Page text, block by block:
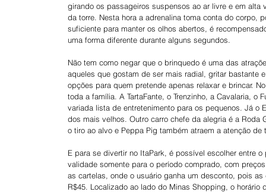
girando os passageiros suspensos ao ar livre e em
da torre. Nesta hora a adrenalina toma conta do
suficiente para manter os olhos abertos, é
uma forma diferente durante alguns segundos.
Não tem como negar que o brinquedo é uma das
aqueles que gostam de ser mais radial, gritar bastante
opções para quem pretende apenas relaxar e brincar.
toda a família. A TartaFante, o Trenzinho, a Cavalaria,
variada lista de entretenimento para os pequenos. Já
dos mais velhos. Outro carro chefe da alegria é a
o tiro ao alvo e Peppa Pig também atraem a atenção de
E para se divertir no ItaPark, é possível escolher entre
validade somente para o período comprado, com
as cartelas, onde o usuário ganha um desconto, pois
R$45. Localizado ao lado do Minas Shopping, o